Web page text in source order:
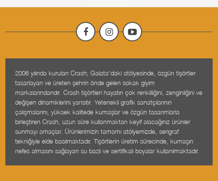
2006 yılında kurulan Crash; Galata'daki atölyesinde, özgün tişörtler
tasarlayan ve üreten şehrin önde gelen sokak giyim
markalarındandır. Crash tişörtleri hayatın çok renkliliğini, zenginliğini ve
değişen dinamiklerini yansıtır. Yetenekli grafik sanatçılarının
çalışmalarını, yüksek kalitede kumaşlar ve özgün tasarımlarla
birleştiren Crash, uzun süre kullanmaktan keyif alacağınız ürünler
sunmayı amaçlar. Ürünlerimizin tamamı atölyemizde, serigraf
tekniğiyle elde basılmaktadır. Tişörtlerin üretim sürecinde, kumaşın
nefes almasını sağlayan su bazlı ve sertifikalı boyalar kullanılmaktadır.